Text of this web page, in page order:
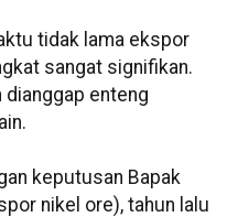
tidak lama ekspor
sangat signifikan.
dianggap enteng
keputusan Bapak
nikel ore), tahun lalu